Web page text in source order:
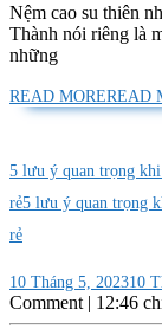
Nệm cao su thiên
Thành nói riêng là
những
READ MOREREAD
5 lưu ý quan trọng
rẻ5 lưu ý quan trọng
rẻ
10 Tháng 5, 202310
Comment | 12:46